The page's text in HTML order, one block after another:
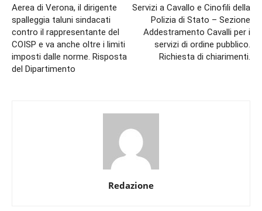
Aerea di Verona, il dirigente
spalleggia taluni sindacati
contro il rappresentante del
COISP e va anche oltre i limiti
imposti dalle norme. Risposta
del Dipartimento
Servizi a Cavallo e Cinofili della
Polizia di Stato – Sezione
Addestramento Cavalli per i
servizi di ordine pubblico.
Richiesta di chiarimenti.
Redazione